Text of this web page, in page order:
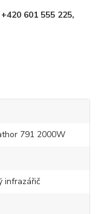
601 555 225,
791 2000W
infrazářič